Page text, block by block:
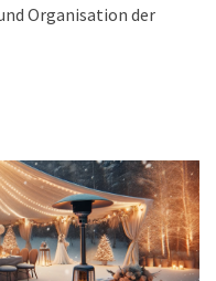
Organisation der